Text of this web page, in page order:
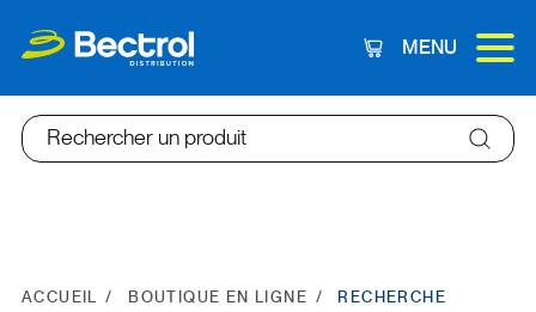
Panier
MENU
Rechercher un produit
ACCUEIL BOUTIQUE EN LIGNE RECHERCHE